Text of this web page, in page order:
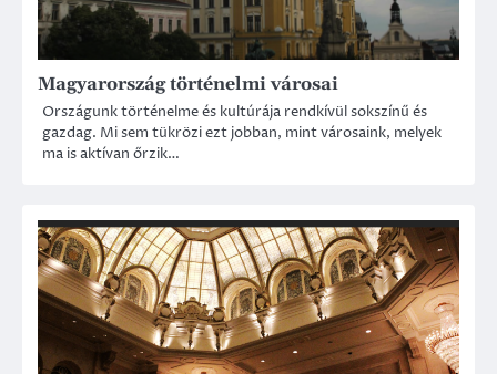
Magyarország történelmi városai
Országunk történelme és kultúrája rendkívül sokszínű és
gazdag. Mi sem tükrözi ezt jobban, mint városaink, melyek
ma is aktívan őrzik…